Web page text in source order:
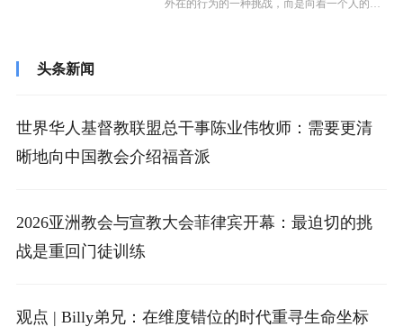
外在的行为的一种挑战，而是向着一个人的内
头条新闻
世界华人基督教联盟总干事陈业伟牧师：需要更清
晰地向中国教会介绍福音派
2026亚洲教会与宣教大会菲律宾开幕：最迫切的挑
战是重回门徒训练
观点 | Billy弟兄：在维度错位的时代重寻生命坐标